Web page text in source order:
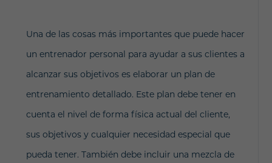
Una de las cosas más importantes que puede hacer
un entrenador personal para ayudar a sus clientes a
alcanzar sus objetivos es elaborar un plan de
entrenamiento detallado. Este plan debe tener en
cuenta el nivel de forma física actual del cliente,
sus objetivos y cualquier necesidad especial que
pueda tener. También debe incluir una mezcla de